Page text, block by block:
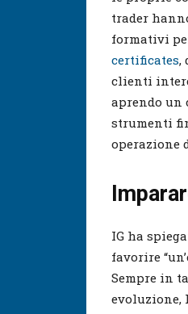
trader
formativi
certificates,
clienti
aprendo un
strumenti
operazione
IG ha
favorire
Sempre in
evoluzione,